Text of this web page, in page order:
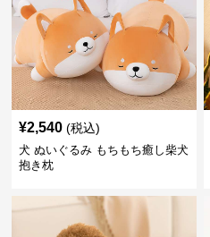
¥2,540 (税込)
犬 ぬいぐるみ もちもち癒し柴犬
抱き枕